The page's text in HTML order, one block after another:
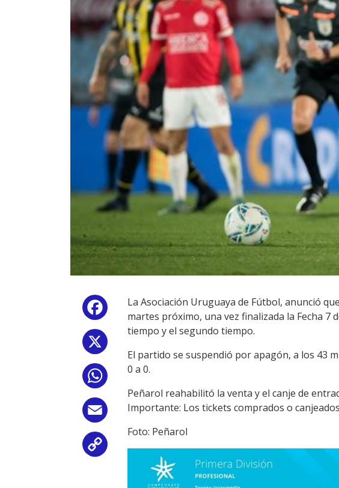
Facebook
Email
Copy
La Asociación Uruguaya de Fútbol, anunció
martes próximo, una vez finalizada la Fecha 7
tiempo y el segundo tiempo.
El partido se suspendió por apagón, a los 43
0 a 0.
Peñarol reahabilitó la venta y el canje de
Importante: Los tickets comprados o
Foto: Peñarol